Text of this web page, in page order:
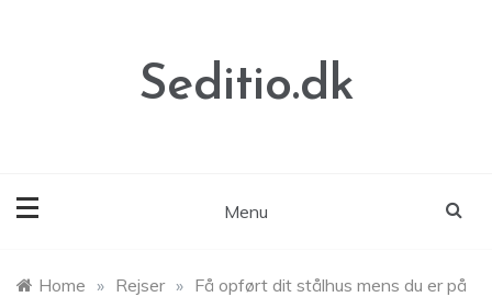
Seditio.dk
Menu
Home » Rejser » Få opført dit stålhus mens du er på